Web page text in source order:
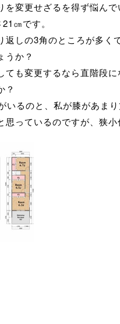
を変更せざるを得ず悩んで
㎝です。
返しの3角のところが多く
うか？
ても変更するなら直階段
？
いるのと、私が膝があま
思っているのですが、狭小